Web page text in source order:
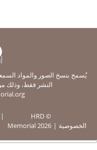
يُسمح بنسخ الصور والمواد
النشر فقط، وذلك
الخصوصية
© HRD
Memorial 2026